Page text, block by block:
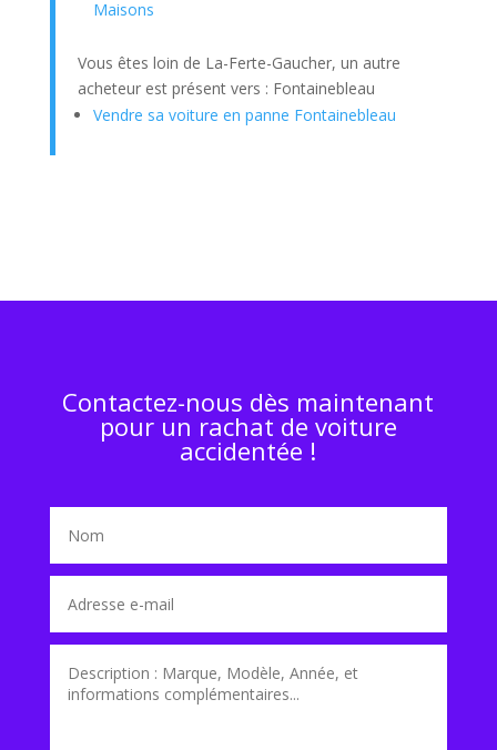
Maisons
Vous êtes loin de La-Ferte-Gaucher, un autre
acheteur est présent vers : Fontainebleau
Vendre sa voiture en panne Fontainebleau
Contactez-nous dès maintenant
pour un rachat de voiture
accidentée !